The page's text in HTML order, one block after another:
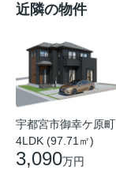
近隣の物件
宇都宮市御幸ケ原町
4LDK (97.71㎡)
3,090万円